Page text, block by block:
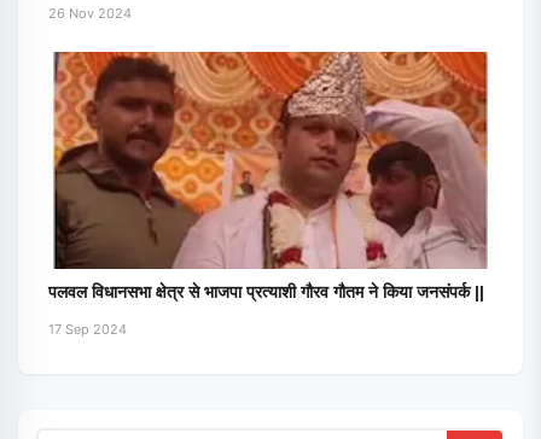
26 Nov 2024
पलवल विधानसभा क्षेत्र से भाजपा प्रत्याशी गौरव गौतम ने किया जनसंपर्क ||
17 Sep 2024